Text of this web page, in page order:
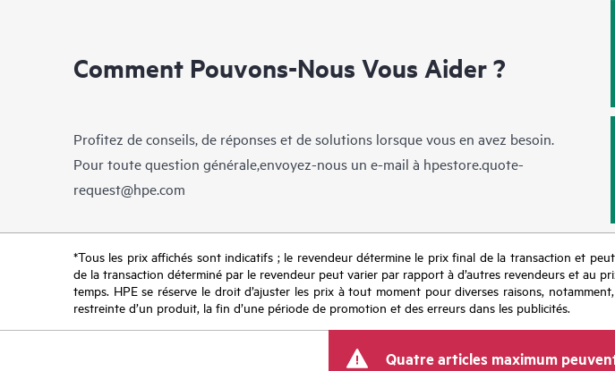
Comment Pouvons-Nous Vous Aider ?
Profitez de conseils, de réponses et de solutions lorsque vous en avez besoin.
Pour toute question générale,envoyez-nous un e-mail à hpestore.quote-
request@hpe.com
*Tous les prix affichés sont indicatifs ; le revendeur détermine le prix final de la transaction et
de la transaction déterminé par le revendeur peut varier par rapport à d’autres revendeurs et au
temps. HPE se réserve le droit d’ajuster les prix à tout moment pour diverses raisons,
restreinte d’un produit, la fin d’une période de promotion et des erreurs dans les publicités.
Quatre articles maximum